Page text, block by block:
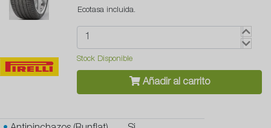
Ecotasa incluida.
Stock Disponible
Añadir al carrito